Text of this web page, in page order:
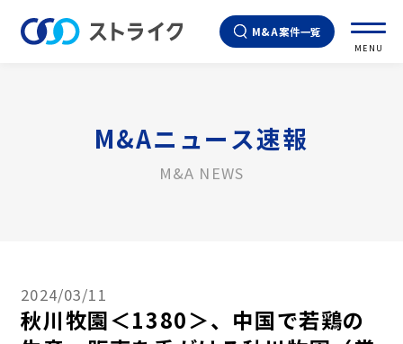
M&A案件一覧
MENU
M&Aニュース速報
M&A NEWS
2024/03/11
秋川牧園＜1380＞、中国で若鶏の